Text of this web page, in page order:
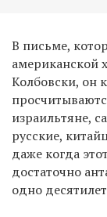
В письме,
американской
Колбовски, он
израильтяне,
русские,
даже когда
достаточно
одно